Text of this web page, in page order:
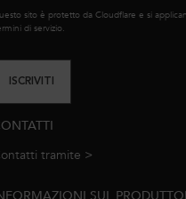
sito è protetto da Cloudflare e si
di servizio.
ISCRIVITI
tramite >
SUL